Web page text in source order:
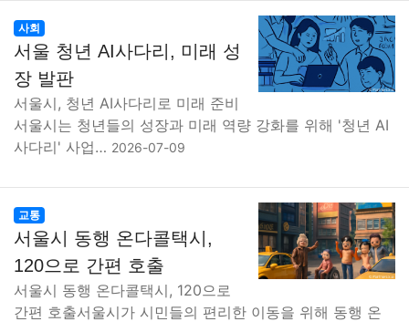
사회
서울 청년 AI사다리, 미래 성
장 발판
서울시, 청년 AI사다리로 미래 준비
서울시는 청년들의 성장과 미래 역량 강화를 위해 '청년 AI
사다리' 사업… 2026-07-09
교통
서울시 동행 온다콜택시,
120으로 간편 호출
서울시 동행 온다콜택시, 120으로
간편 호출서울시가 시민들의 편리한 이동을 위해 동행 온